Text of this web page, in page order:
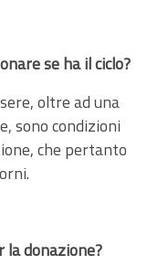
se ha il ciclo?
oltre ad una
sono condizioni
che pertanto
la donazione?